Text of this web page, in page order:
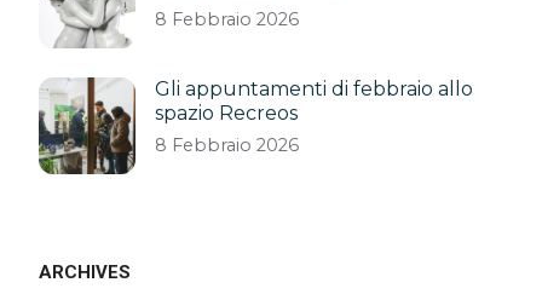
8 Febbraio 2026
Gli appuntamenti di febbraio allo
spazio Recreos
8 Febbraio 2026
ARCHIVES